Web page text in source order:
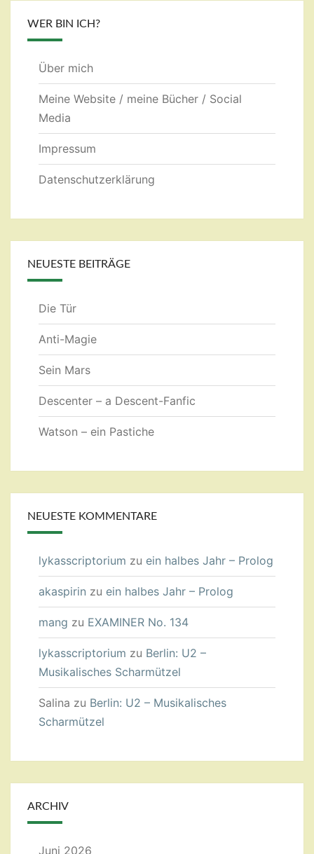
WER BIN ICH?
Über mich
Meine Website / meine Bücher / Social
Media
Impressum
Datenschutzerklärung
NEUESTE BEITRÄGE
Die Tür
Anti-Magie
Sein Mars
Descenter – a Descent-Fanfic
Watson – ein Pastiche
NEUESTE KOMMENTARE
lykasscriptorium zu ein halbes Jahr – Prolog
akaspirin zu ein halbes Jahr – Prolog
mang zu EXAMINER No. 134
lykasscriptorium zu Berlin: U2 –
Musikalisches Scharmützel
Salina zu Berlin: U2 – Musikalisches
Scharmützel
ARCHIV
Juni 2026